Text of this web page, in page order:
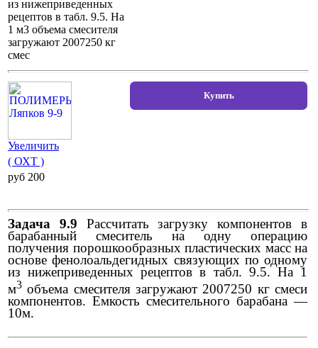
из нижеприведенных
рецептов в табл. 9.5. На
1 м3 объема смесителя
загружают 2007250 кг
смес
Увеличить
( ОХТ )
pуб 200
Задача 9.9 Рассчитать загрузку компонентов в
барабанный смеситель на одну операцию
получения порошкообразных пластических масс на
основе фенолоальдегидных связующих по одному
из нижеприведенных рецептов в табл. 9.5. На 1
м3 объема смесителя загружают 2007250 кг смеси
компонентов. Емкость смесительного барабана —
10м.